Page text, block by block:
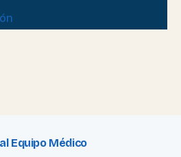
Equipo Médico